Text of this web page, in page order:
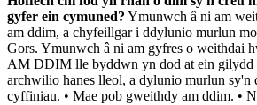
gyfer ein cymuned? Ymunwch â ni am
am ddim, a chyfeillgar i ddylunio murlun
Gors. Ymunwch â ni am gyfres o weithdai
AM DDIM lle byddwn yn dod at ein gilydd
archwilio hanes lleol, a dylunio murlun sy'n
cyffiniau. • Mae pob gweithdy am ddim. •